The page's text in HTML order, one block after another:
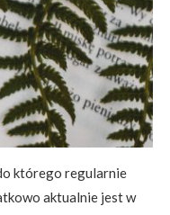
którego regularnie
aktualnie jest w